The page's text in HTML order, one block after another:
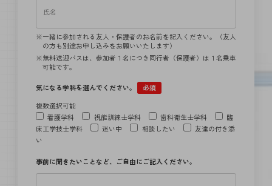
一緒に参加される友人・保護者のお名前を記入ください。（友人
の方も別途お申し込みをお願いいたします）
無料送迎バスは、参加者１名につき同行者（保護者）は１名乗車
可能です。
気になる学科を選んでください。
必須
複数選択可能
看護学科
視能訓練士学科 歯科衛生士学科
臨
床工学技士学科
迷い中 相談したい
友達の付き添
い
事前に聞きたいことなど、ご自由にご記入ください。